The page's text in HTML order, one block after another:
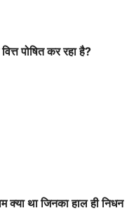
पोषित कर रहा है?
क्या था जिनका हाल ही निधन